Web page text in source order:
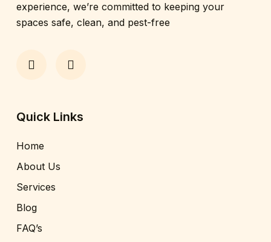
experience, we’re committed to keeping your
spaces safe, clean, and pest-free
Quick Links
Home
About Us
Services
Blog
FAQ’s